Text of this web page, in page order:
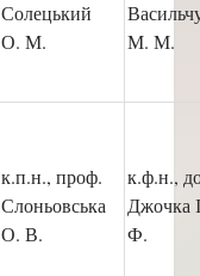
Солецький
О. М.
М. М.
к.п.н., проф.
Слоньовська
О. В.
к.ф.н.,
Джочка
Ф.